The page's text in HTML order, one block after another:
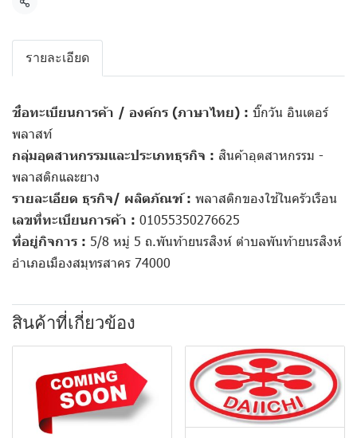
แชร์
รายละเอียด
ชื่อทะเบียนการค้า / องค์กร (ภาษาไทย) : บิ๊กวัน อินเตอร์
พลาสท์
กลุ่มอุตสาหกรรมและประเภทธุรกิจ : สินค้าอุตสาหกรรม -
พลาสติกและยาง
รายละเอียด ธุรกิจ/ ผลิตภัณฑ์ : พลาสติกของใช้ในครัวเรือน
เลขที่ทะเบียนการค้า : 01055350276625
ที่อยู่กิจการ : 5/8 หมู่ 5 ถ.พันท้ายนรสิงห์ ตำบลพันท้ายนรสิงห์
อำเภอเมืองสมุทรสาคร 74000
สินค้าที่เกี่ยวข้อง